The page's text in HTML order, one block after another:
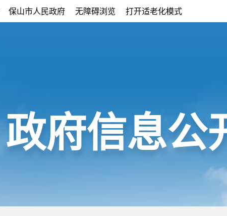
保山市人民政府 无障碍浏览 打开适老化模式
政府信息公